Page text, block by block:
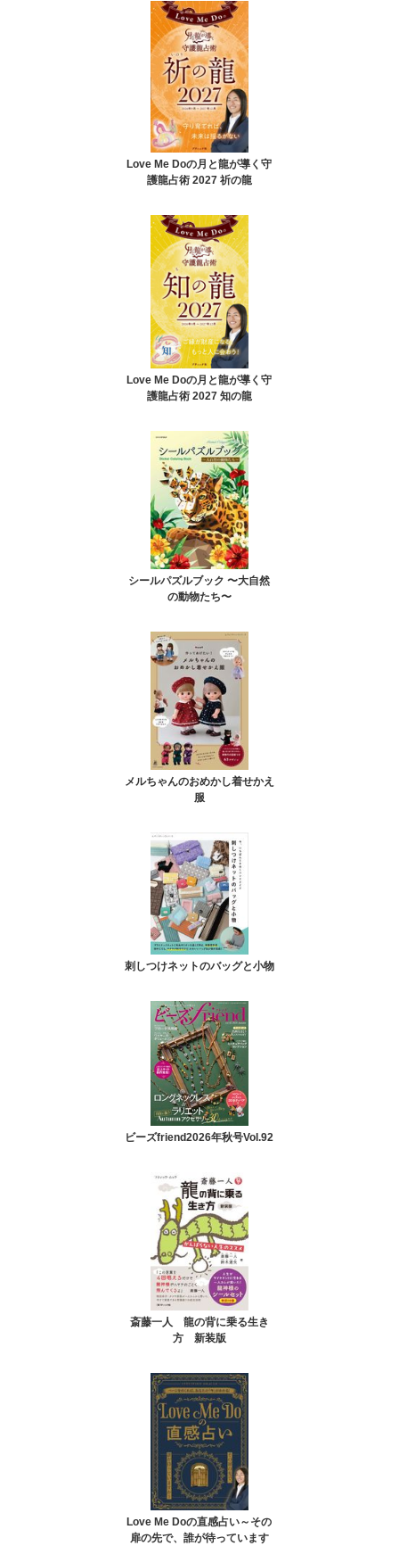
Love Me Doの月と龍が導く守
護龍占術 2027 祈の龍
Love Me Doの月と龍が導く守
護龍占術 2027 知の龍
シールパズルブック 〜大自然
の動物たち〜
メルちゃんのおめかし着せかえ
服
刺しつけネットのバッグと小物
ビーズfriend2026年秋号Vol.92
斎藤一人 龍の背に乗る生き
方 新装版
Love Me Doの直感占い～その
扉の先で、誰が待っています